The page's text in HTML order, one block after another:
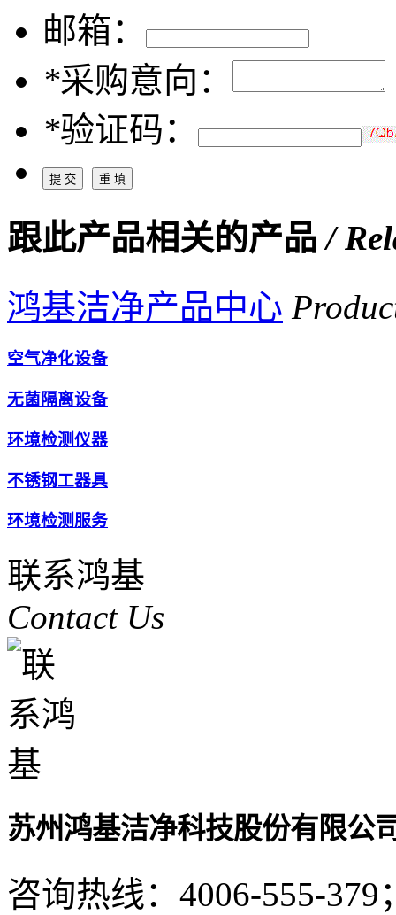
邮箱：
*采购意向：
*验证码：
跟此产品相关的产品/
鸿基洁净产品中心
空气净化设备
无菌隔离设备
环境检测仪器
不锈钢工器具
环境检测服务
联系鸿基
Contact Us
苏州鸿基洁净科技股份有限公
咨询热线： 4006-555-379